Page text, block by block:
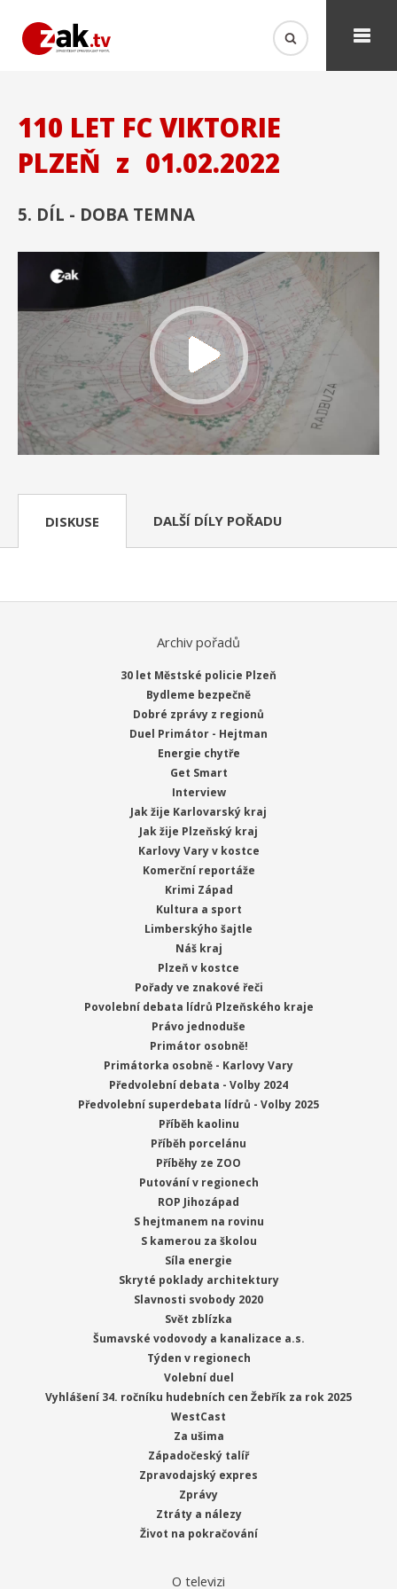
110 LET FC VIKTORIE
PLZEŇ z 01.02.2022
5. DÍL - DOBA TEMNA
DISKUSE DALŠÍ DÍLY POŘADU
Archiv pořadů
30 let Městské policie Plzeň
Bydleme bezpečně
Dobré zprávy z regionů
Duel Primátor - Hejtman
Energie chytře
Get Smart
Interview
Jak žije Karlovarský kraj
Jak žije Plzeňský kraj
Karlovy Vary v kostce
Komerční reportáže
Krimi Západ
Kultura a sport
Limberskýho šajtle
Náš kraj
Plzeň v kostce
Pořady ve znakové řeči
Povolební debata lídrů Plzeňského kraje
Právo jednoduše
Primátor osobně!
Primátorka osobně - Karlovy Vary
Předvolební debata - Volby 2024
Předvolební superdebata lídrů - Volby 2025
Příběh kaolinu
Příběh porcelánu
Příběhy ze ZOO
Putování v regionech
ROP Jihozápad
S hejtmanem na rovinu
S kamerou za školou
Síla energie
Skryté poklady architektury
Slavnosti svobody 2020
Svět zblízka
Šumavské vodovody a kanalizace a.s.
Týden v regionech
Volební duel
Vyhlášení 34. ročníku hudebních cen Žebřík za rok 2025
WestCast
Za ušima
Západočeský talíř
Zpravodajský expres
Zprávy
Ztráty a nálezy
Život na pokračování
O televizi